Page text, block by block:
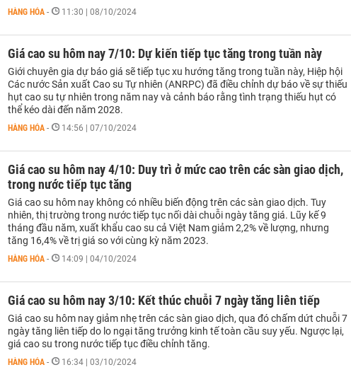
HÀNG HÓA - 11:30 | 08/10/2024
Giá cao su hôm nay 7/10: Dự kiến tiếp tục tăng trong tuần này
Giới chuyên gia dự báo giá sẽ tiếp tục xu hướng tăng trong tuần này, Hiệp hội
Các nước Sản xuất Cao su Tự nhiên (ANRPC) đã điều chỉnh dự báo về sự thiếu
hụt cao su tự nhiên trong năm nay và cảnh báo rằng tình trạng thiếu hụt có
thể kéo dài đến năm 2028.
HÀNG HÓA - 14:56 | 07/10/2024
Giá cao su hôm nay 4/10: Duy trì ở mức cao trên các sàn giao dịch,
trong nước tiếp tục tăng
Giá cao su hôm nay không có nhiều biến động trên các sàn giao dịch. Tuy
nhiên, thị trường trong nước tiếp tục nối dài chuỗi ngày tăng giá. Lũy kế 9
tháng đầu năm, xuất khẩu cao su cả Việt Nam giảm 2,2% về lượng, nhưng
tăng 16,4% về trị giá so với cùng kỳ năm 2023.
HÀNG HÓA - 14:09 | 04/10/2024
Giá cao su hôm nay 3/10: Kết thúc chuỗi 7 ngày tăng liên tiếp
Giá cao su hôm nay giảm nhẹ trên các sàn giao dịch, qua đó chấm dứt chuỗi 7
ngày tăng liên tiếp do lo ngại tăng trưởng kinh tế toàn cầu suy yếu. Ngược lại,
giá cao su trong nước tiếp tục điều chỉnh tăng.
HÀNG HÓA - 16:34 | 03/10/2024